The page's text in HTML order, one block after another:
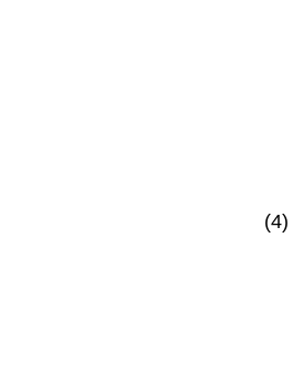
(4)